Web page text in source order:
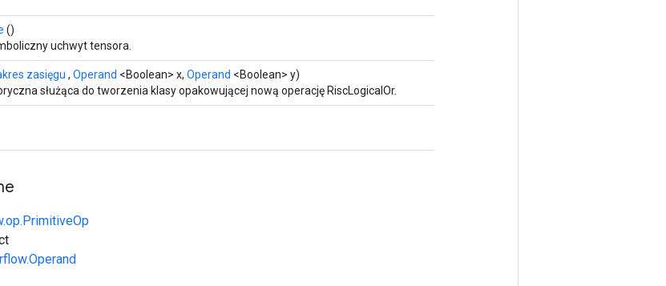
()
uchwyt tensora.
zasięgu , Operand <Boolean> x, Operand <Boolean> y)
służąca do tworzenia klasy opakowującej nową operację RiscLogicalOr.